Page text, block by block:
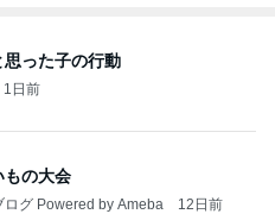
った子の行動
1日前
もの大会
グ Powered by Ameba 12日前